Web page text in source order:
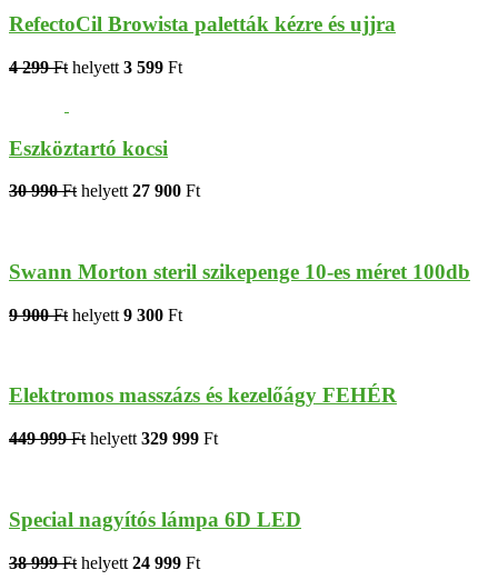
RefectoCil Browista paletták kézre és ujjra
4 299 Ft helyett 3 599 Ft
Eszköztartó kocsi
30 990 Ft helyett 27 900 Ft
Swann Morton steril szikepenge 10-es méret 100db
9 900 Ft helyett 9 300 Ft
Elektromos masszázs és kezelőágy FEHÉR
449 999 Ft helyett 329 999 Ft
Special nagyítós lámpa 6D LED
38 999 Ft helyett 24 999 Ft